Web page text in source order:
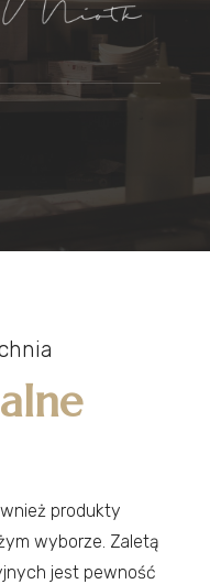
produkty
wyborze. Zaletą
jest pewność